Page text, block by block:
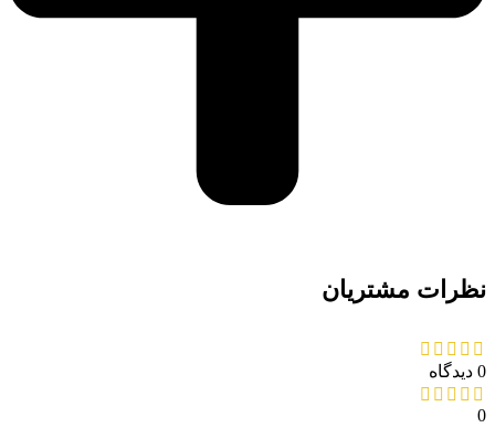
نظرات مشتریان
0 دیدگاه
0